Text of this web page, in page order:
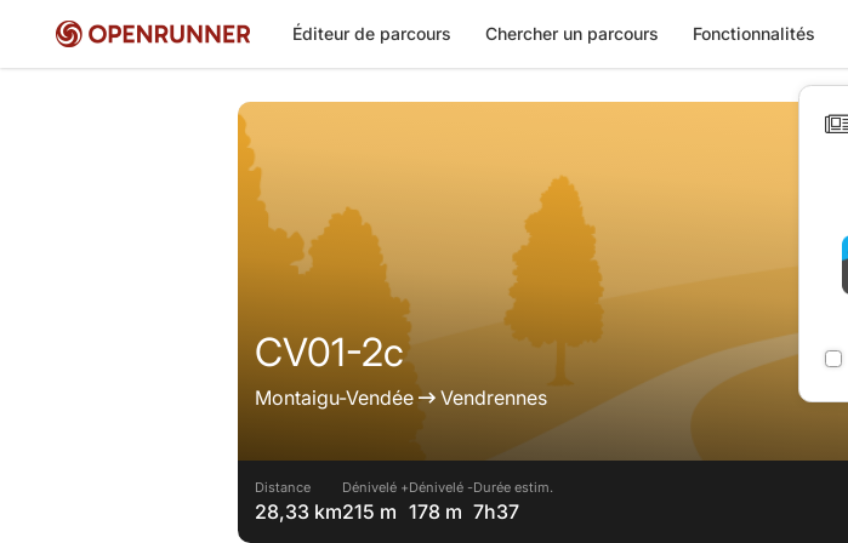
Éditeur de parcours Chercher un parcours Fonctionnalités
CV01-2c
Montaigu-Vendée Vendrennes
Distance
28,33 km
Dénivelé +
215 m
Dénivelé -
178 m
Durée estim.
7h37